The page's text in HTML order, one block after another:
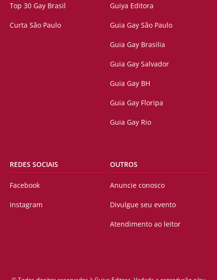
Top 30 Gay Brasil
Curta São Paulo
Guiya Editora
Guia Gay São Paulo
Guia Gay Brasilia
Guia Gay Salvador
Guia Gay BH
Guia Gay Floripa
Guia Gay Rio
REDES SOCIAIS
Facebook
Instagram
OUTROS
Anuncie conosco
Divulgue seu evento
Atendimento ao leitor